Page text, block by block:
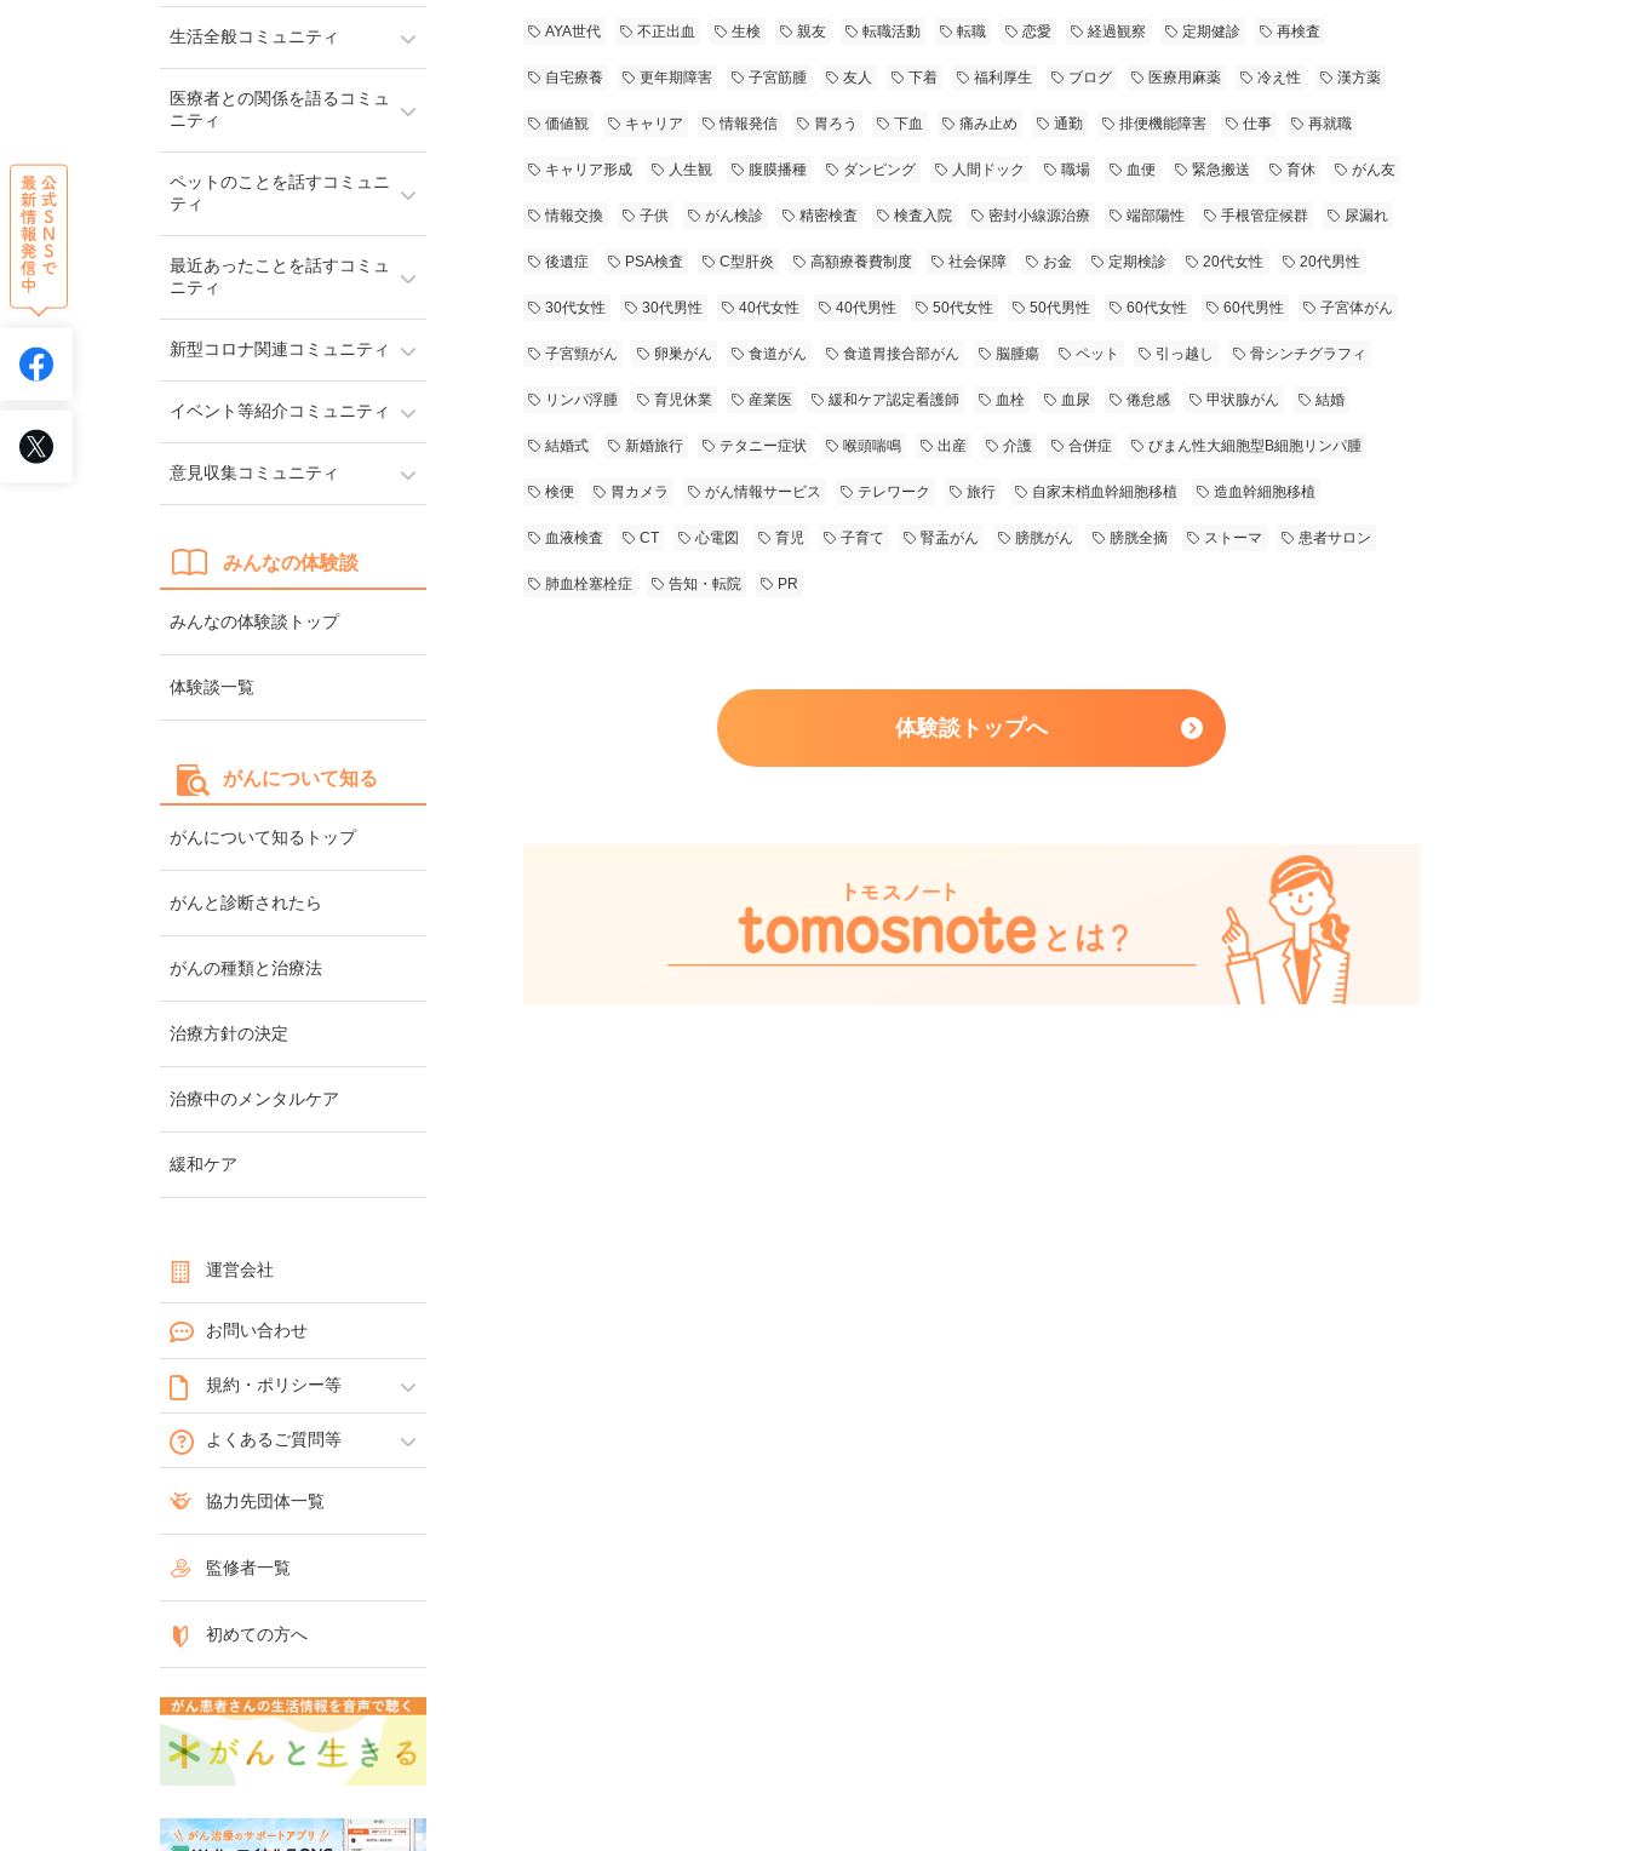
生活全般コミュニティ
医療者との関係を語るコミュ
ニティ
ペットのことを話すコミュニ
ティ
最近あったことを話すコミュ
ニティ
新型コロナ関連コミュニティ
イベント等紹介コミュニティ
意見収集コミュニティ
みんなの体験談
みんなの体験談トップ
体験談一覧
がんについて知る
がんについて知るトップ
がんと診断されたら
がんの種類と治療法
治療方針の決定
治療中のメンタルケア
緩和ケア
運営会社
お問い合わせ
規約・ポリシー等
よくあるご質問等
協力先団体一覧
監修者一覧
初めての方へ
AYA世代 不正出血 生検 親友 転職活動 転職 恋愛 経過観察 定期健診 再検査
自宅療養 更年期障害 子宮筋腫 友人 下着 福利厚生 ブログ 医療用麻薬 冷え性 漢方薬
価値観 キャリア 情報発信 胃ろう 下血 痛み止め 通勤 排便機能障害 仕事 再就職
キャリア形成 人生観 腹膜播種 ダンピング 人間ドック 職場 血便 緊急搬送 育休 がん友
情報交換 子供 がん検診 精密検査 検査入院 密封小線源治療 端部陽性 手根管症候群 尿漏れ
後遺症 PSA検査 C型肝炎 高額療養費制度 社会保障 お金 定期検診 20代女性 20代男性
30代女性 30代男性 40代女性 40代男性 50代女性 50代男性 60代女性 60代男性 子宮体がん
子宮頸がん 卵巣がん 食道がん 食道胃接合部がん 脳腫瘍 ペット 引っ越し 骨シンチグラフィ
リンパ浮腫 育児休業 産業医 緩和ケア認定看護師 血栓 血尿 倦怠感 甲状腺がん 結婚
結婚式 新婚旅行 テタニー症状 喉頭喘鳴 出産 介護 合併症 びまん性大細胞型B細胞リンパ腫
検便 胃カメラ がん情報サービス テレワーク 旅行 自家末梢血幹細胞移植 造血幹細胞移植
血液検査 CT 心電図 育児 子育て 腎盂がん 膀胱がん 膀胱全摘 ストーマ 患者サロン
肺血栓塞栓症 告知・転院 PR
体験談トップへ